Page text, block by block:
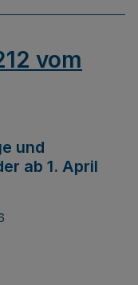
vom
und
ab 1. April